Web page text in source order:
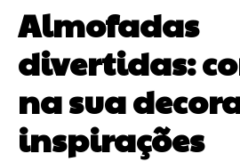
Almofadas
divertidas:
na sua
inspirações